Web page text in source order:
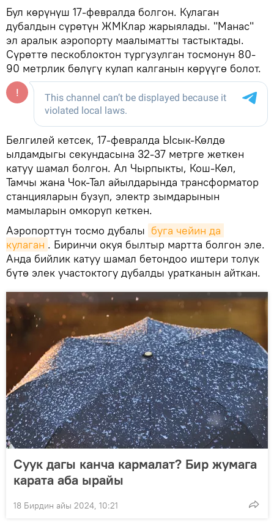
Бул көрүнүш 17-февралда болгон. Кулаган
дубалдын сүрөтүн ЖМКлар жарыялады. "Манас"
эл аралык аэропорту маалыматты тастыктады.
Сүрөттө пескоблоктон тургузулган тосмонун 80-
90 метрлик бөлүгү кулап калганын көрүүгө болот.
Белгилей кетсек, 17-февралда Ысык-Көлдө
ылдамдыгы секундасына 32-37 метрге жеткен
катуу шамал болгон. Ал Чырпыкты, Кош-Көл,
Тамчы жана Чок-Тал айылдарында трансформатор
станцияларын бузуп, электр зымдарынын
мамыларын омкоруп кеткен.
Аэропорттун тосмо дубалы буга чейин да
кулаган . Биринчи окуя былтыр мартта болгон эле.
Анда бийлик катуу шамал бетондоо иштери толук
бүтө элек участоктогу дубалды уратканын айткан.
Суук дагы канча кармалат? Бир жумага
карата аба ырайы
18 Бирдин айы 2024, 10:21